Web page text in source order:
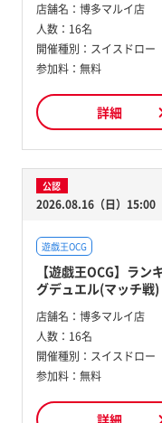
店舗名： 博多マルイ店
人数： 16名
開催種別： スイスドロー
参加料： 無料
詳細
公認
2026.08.16（日）15:00
遊戯王OCG
【遊戯王OCG】ラン
グデュエル(マッチ戦)
店舗名： 博多マルイ店
人数： 16名
開催種別： スイスドロー
参加料： 無料